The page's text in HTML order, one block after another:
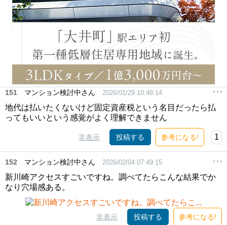
151 マンション検討中さん 2026/01/29 10:48:14
地代は払いたくないけど固定資産税という名目だったら払
ってもいいという感覚がよく理解できません
非表示 投稿する 参考になる! 1
152 マンション検討中さん 2026/02/04 07:49:15
新川崎アクセスすごいですね。調べてたらこんな結果でか
なり穴場感ある。
非表示 投稿する 参考になる!